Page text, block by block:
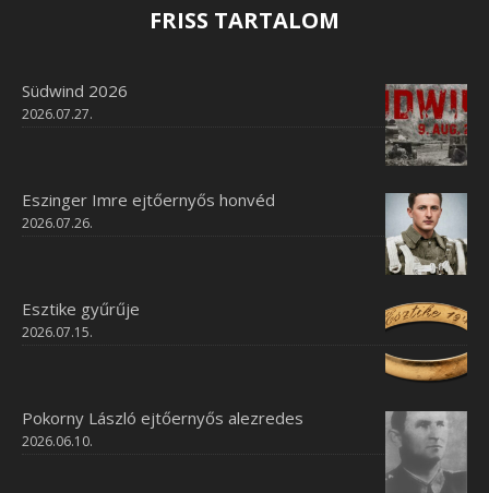
FRISS TARTALOM
Südwind 2026
2026.07.27.
Eszinger Imre ejtőernyős honvéd
2026.07.26.
Esztike gyűrűje
2026.07.15.
Pokorny László ejtőernyős alezredes
2026.06.10.